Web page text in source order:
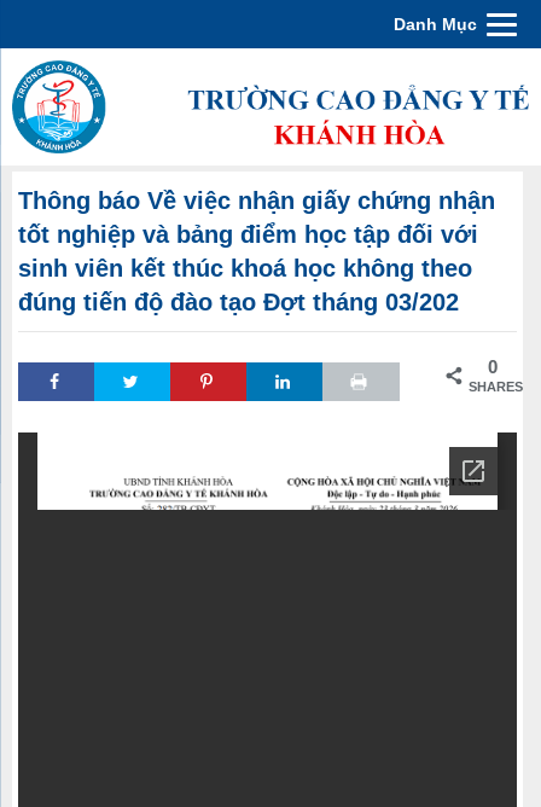
Danh Mục
Thông báo Về việc nhận giấy chứng nhận
tốt nghiệp và bảng điểm học tập đối với
sinh viên kết thúc khoá học không theo
đúng tiến độ đào tạo Đợt tháng 03/202
0
SHARES